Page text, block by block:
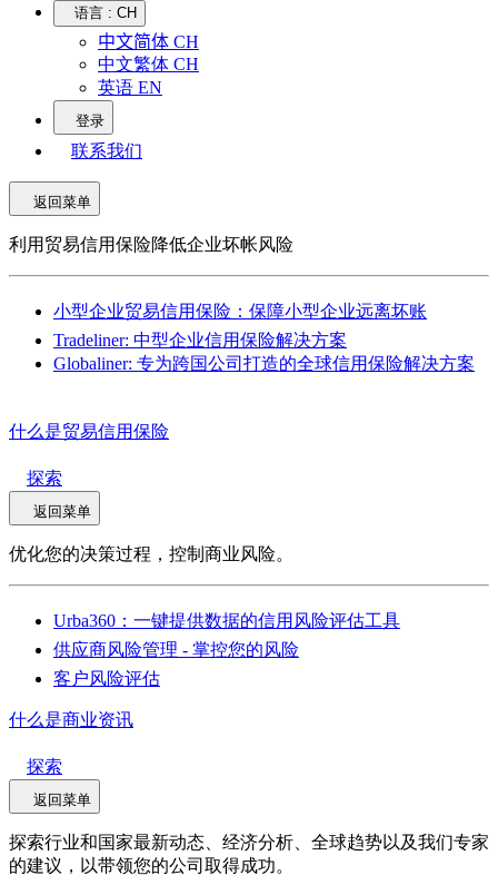
语言 : CH
中文简体 CH
中文繁体 CH
英语 EN
登录
联系我们
返回菜单
利用贸易信用保险降低企业坏帐风险
小型企业贸易信用保险：保障小型企业远离坏账
Tradeliner: 中型企业信用保险解决方案
Globaliner: 专为跨国公司打造的全球信用保险解决方案
什么是贸易信用保险
探索
返回菜单
优化您的决策过程，控制商业风险。
Urba360：一键提供数据的信用风险评估工具
供应商风险管理 - 掌控您的风险
客户风险评估
什么是商业资讯
探索
返回菜单
探索行业和国家最新动态、经济分析、全球趋势以及我们专家
的建议，以带领您的公司取得成功。